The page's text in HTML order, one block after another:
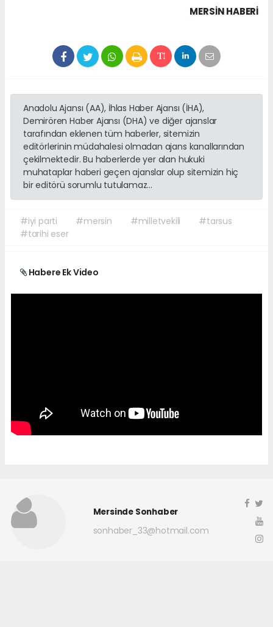
MERSIN HABERİ
Anadolu Ajansı (AA), İhlas Haber Ajansı (İHA),
Demirören Haber Ajansı (DHA) ve diğer ajanslar
tarafından eklenen tüm haberler, sitemizin
editörlerinin müdahalesi olmadan ajans kanallarından
çekilmektedir. Bu haberlerde yer alan hukuki
muhataplar haberi geçen ajanslar olup sitemizin hiç
bir editörü sorumlu tutulamaz...
#iyi parti #mersin #milletvekili
#tarsus
#tarihi eser
Habere Ek Video
Mersinde Sonhaber
sonhaber_33@hotmail.com